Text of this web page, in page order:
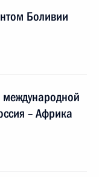
Боливии
международной
– Африка